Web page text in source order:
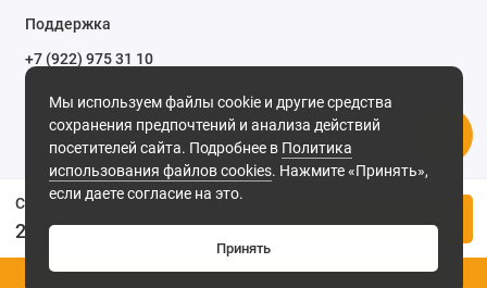
0
20.00р.
Мы используем файлы cookie и другие средства
сохранения предпочтений и анализа действий
посетителей сайта. Подробнее в Политика
использования файлов cookies. Нажмите «Принять»,
если даете согласие на это.
Принять
Поддержка
+7 (922) 975 31 10
+7 (909) 144 34 47
пн-пт с 9-00 до 18-00 часов,
сб с 10-00 до 15-00 часов,
вс выходной
(MSK, UTC+3)